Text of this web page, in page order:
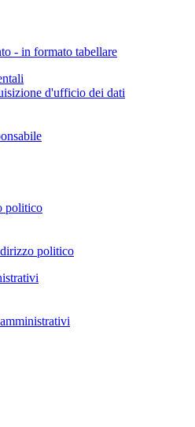
- in formato tabellare
d'ufficio dei dati
politico
politico